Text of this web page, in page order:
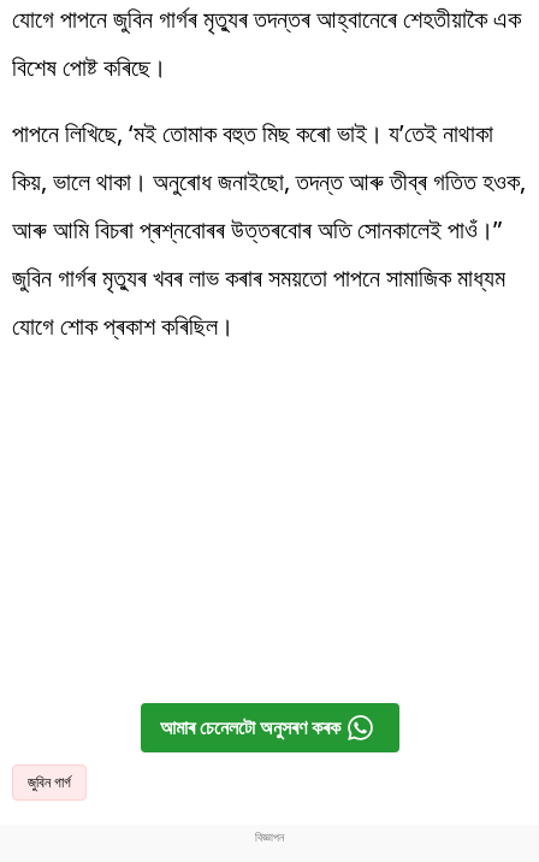
যোগে পাপনে জুবিন গাৰ্গৰ মৃত্যুৰ তদন্তৰ আহ্বানেৰে শেহতীয়াকৈ এক
বিশেষ পোষ্ট কৰিছে।
পাপনে লিখিছে, ‘মই তোমাক বহুত মিছ কৰো ভাই। য’তেই নাথাকা
কিয়, ভালে থাকা। অনুৰোধ জনাইছো, তদন্ত আৰু তীব্ৰ গতিত হওক,
আৰু আমি বিচৰা প্ৰশ্নবোৰৰ উত্তৰবোৰ অতি সোনকালেই পাওঁ।”
জুবিন গাৰ্গৰ মৃত্যুৰ খবৰ লাভ কৰাৰ সময়তো পাপনে সামাজিক মাধ্যম
যোগে শোক প্ৰকাশ কৰিছিল।
আমাৰ চেনেলটো অনুসৰণ কৰক
জুবিন গাৰ্গ